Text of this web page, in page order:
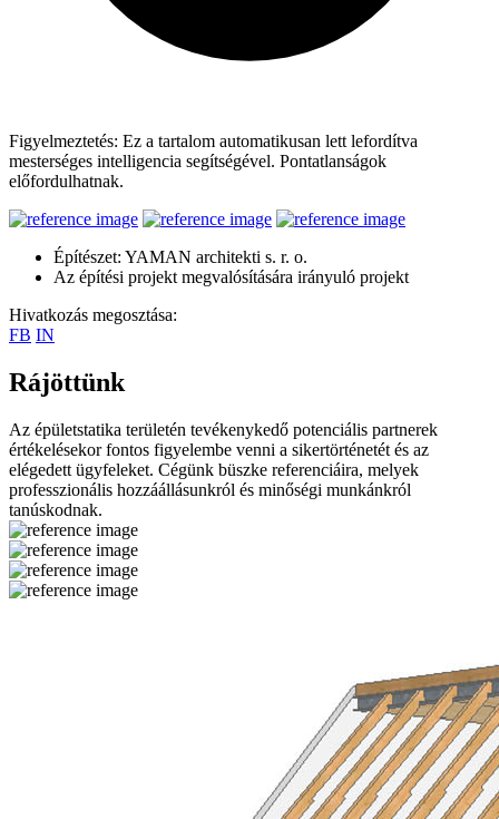
Figyelmeztetés: Ez a tartalom automatikusan lett lefordítva
mesterséges intelligencia segítségével. Pontatlanságok
előfordulhatnak.
Építészet: YAMAN architekti s. r. o.
Az építési projekt megvalósítására irányuló projekt
Hivatkozás megosztása:
FB IN
Rájöttünk
Az épületstatika területén tevékenykedő potenciális partnerek
értékelésekor fontos figyelembe venni a sikertörténetét és az
elégedett ügyfeleket. Cégünk büszke referenciáira, melyek
professzionális hozzáállásunkról és minőségi munkánkról
tanúskodnak.